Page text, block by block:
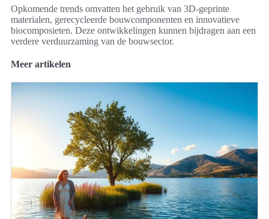
Opkomende trends omvatten het gebruik van 3D-geprinte
materialen, gerecycleerde bouwcomponenten en innovatieve
biocomposieten. Deze ontwikkelingen kunnen bijdragen aan een
verdere verduurzaming van de bouwsector.
Meer artikelen